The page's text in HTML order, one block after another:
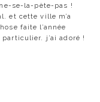
se-la-pète-pas !
et cette ville m’a
faite l’année
j’ai adoré !